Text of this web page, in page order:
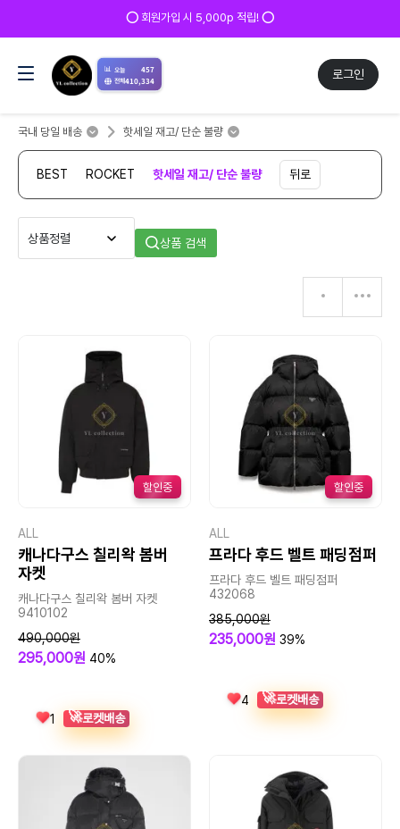
⭕ 회원가입 시 5,000p 적립! ⭕
로그인
📊 오늘 457
전체410,334
국내 당일 배송 핫세일 재고/ 단순 불량
BEST ROCKET 핫세일 재고/ 단순 불량 뒤로
상품 검색
할인중
ALL
캐나다구스 칠리왁 봄버
자켓
캐나다구스 칠리왁 봄버 자켓
9410102
490,000원
295,000원 40%
1 🚀로켓배송
할인중
ALL
프라다 후드 벨트 패딩점퍼
프라다 후드 벨트 패딩점퍼
432068
385,000원
235,000원 39%
4 🚀로켓배송